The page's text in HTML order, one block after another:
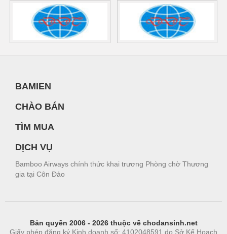
BAMIEN
CHÀO BÁN
TÌM MUA
DỊCH VỤ
Bamboo Airways chính thức khai trương Phòng chờ Thương
gia tại Côn Đảo
Bản quyền 2006 - 2026 thuộc về chodansinh.net
Giấy phép đăng ký Kinh doanh số: 4102048591 do Sở Kế Hoạch